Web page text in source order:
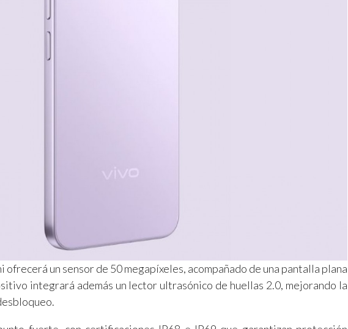
ofrecerá un sensor de 50 megapíxeles, acompañado de una pantalla plana
integrará además un lector ultrasónico de huellas 2.0, mejorando la